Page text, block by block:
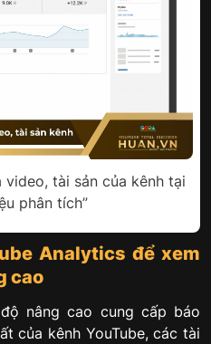
tài sản của kênh tại
phân tích”
Analytics để xem
cao
nâng cao cung cấp báo
của kênh YouTube, các tài